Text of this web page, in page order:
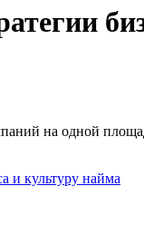
на одной